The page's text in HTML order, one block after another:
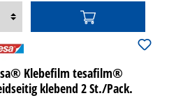
Klebefilm tesafilm®
klebend 2 St./Pack.